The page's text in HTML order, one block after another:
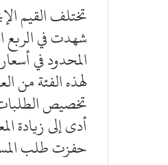
تختلف القيم
المحدود في
لهذه الفئة من
تخصيص الطلبات
أدى إلى زيادة
حفزت طلب